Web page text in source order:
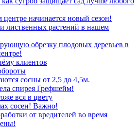
начинается новый сезон!
лиственных растений в нашем
обрезку плодовых деревьев в
клиентов
сосны от 2,5 до 4,5м.
спирея Грефшейм!
вся в цвету
сосен! Важно!
от вредителей во время